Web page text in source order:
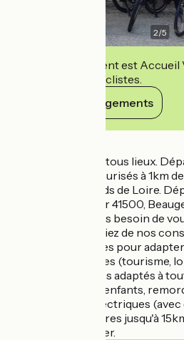
2/5
Cet établissement est Accueil
accueillir des cyclistes.
Voir ses engagements
Location de vélos tous lieux.
par itinéraires sécurisés à 1km
Chambord et bords de Loire.
gares de Blois, Mer 41500,
hébergement. Plus besoin de
vos vélos. Bénéficiez de nos
départs spécifiques pour
niveau et vos envies (tourisme,
insolite...) Des vélos adaptés à
tailles :VTC, vélos enfants,
tandems, vélos électriques
Livraisons régulières jusqu'à
delà nous consulter.